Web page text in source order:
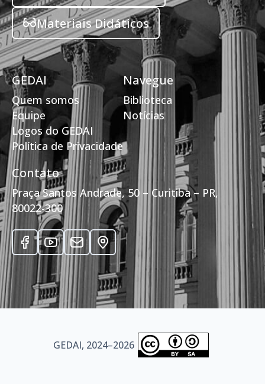
Materiais Didáticos
GEDAI
Quem somos
Equipe
Logos do GEDAI
Política de Privacidade
Navegue
Biblioteca
Notícias
Contato
Praça Santos Andrade, 50 – Curitiba – PR,
80022-300
GEDAI, 2024–2026